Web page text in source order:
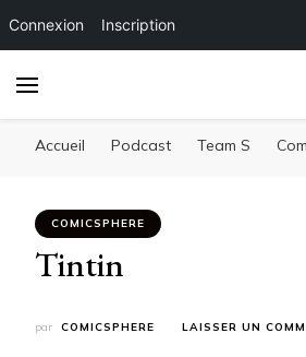
Connexion Inscription
Accueil Podcast Team S
COMICSPHERE
Tintin
par COMICSPHERE LAISSER UN